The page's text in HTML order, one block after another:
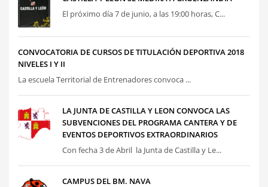
El próximo día 7 de junio, a las 19:00 horas, C...
CONVOCATORIA DE CURSOS DE TITULACIÓN DEPORTIVA 2018
NIVELES I Y II
La escuela Territorial de Entrenadores convoca ...
LA JUNTA DE CASTILLA Y LEON CONVOCA LAS
SUBVENCIONES DEL PROGRAMA CANTERA Y DE
EVENTOS DEPORTIVOS EXTRAORDINARIOS
Con fecha 3 de Abril la Junta de Castilla y Le...
CAMPUS DEL BM. NAVA